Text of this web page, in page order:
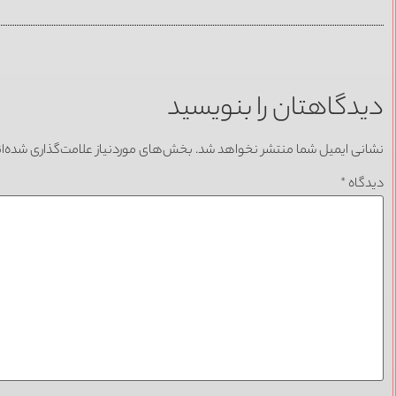
دیدگاهتان را بنویسید
نشانی ایمیل شما منتشر نخواهد شد. بخش‌های موردنیاز علامت‌گذاری
دیدگاه *